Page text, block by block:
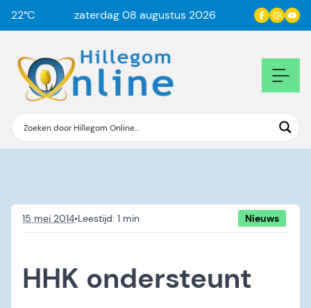
22°C zaterdag 08 augustus 2026
15 mei 2014• Nieuws
HHK ondersteunt